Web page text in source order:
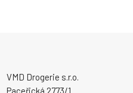
VMD Drogerie s.r.o.